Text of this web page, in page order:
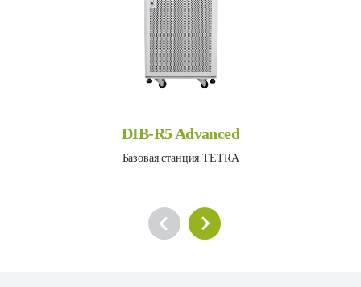
DIB-R5 Advanced
Базовая станция TETRA